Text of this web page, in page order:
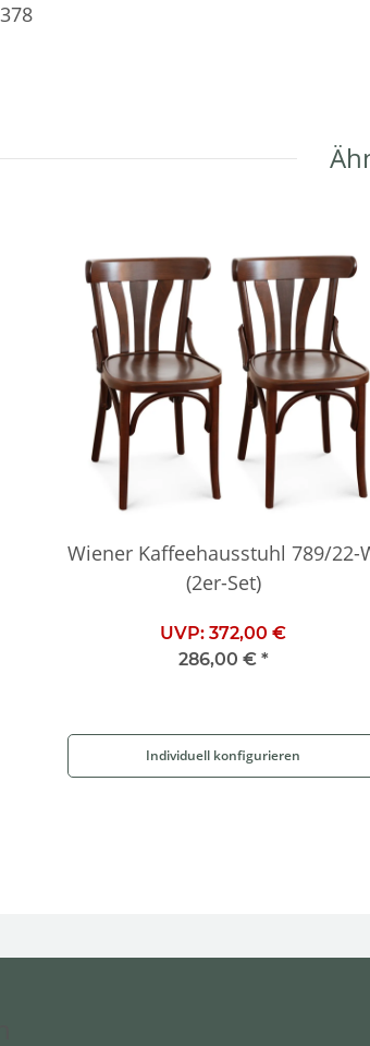
Wiener Kaffeehausstuhl 789/22-
(2er-Set)
UVP: 372,00 €
286,00 € *
Individuell konfigurieren